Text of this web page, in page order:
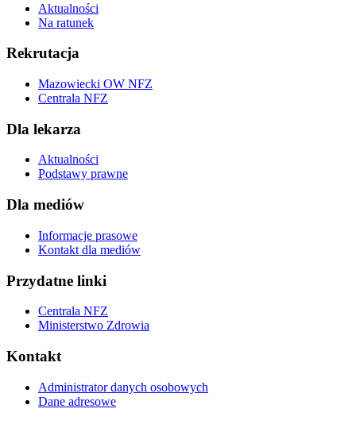
Aktualności
Na ratunek
Rekrutacja
Mazowiecki OW NFZ
Centrala NFZ
Dla lekarza
Aktualności
Podstawy prawne
Dla mediów
Informacje prasowe
Kontakt dla mediów
Przydatne linki
Centrala NFZ
Ministerstwo Zdrowia
Kontakt
Administrator danych osobowych
Dane adresowe